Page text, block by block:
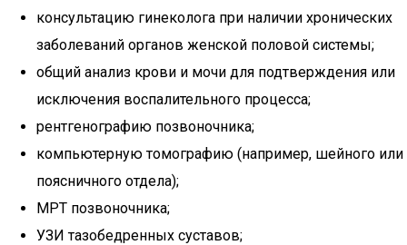
консультацию гинеколога при наличии хронических
заболеваний органов женской половой системы;
общий анализ крови и мочи для подтверждения или
исключения воспалительного процесса;
рентгенографию позвоночника;
компьютерную томографию (например, шейного или
поясничного отдела);
МРТ позвоночника;
УЗИ тазобедренных суставов;